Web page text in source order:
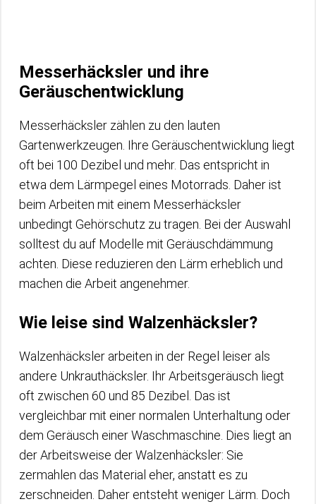
Messerhäcksler und ihre
Geräuschentwicklung
Messerhäcksler zählen zu den lauten
Gartenwerkzeugen. Ihre Geräuschentwicklung liegt
oft bei 100 Dezibel und mehr. Das entspricht in
etwa dem Lärmpegel eines Motorrads. Daher ist
beim Arbeiten mit einem Messerhäcksler
unbedingt Gehörschutz zu tragen. Bei der Auswahl
solltest du auf Modelle mit Geräuschdämmung
achten. Diese reduzieren den Lärm erheblich und
machen die Arbeit angenehmer.
Wie leise sind Walzenhäcksler?
Walzenhäcksler arbeiten in der Regel leiser als
andere Unkrauthäcksler. Ihr Arbeitsgeräusch liegt
oft zwischen 60 und 85 Dezibel. Das ist
vergleichbar mit einer normalen Unterhaltung oder
dem Geräusch einer Waschmaschine. Dies liegt an
der Arbeitsweise der Walzenhäcksler: Sie
zermahlen das Material eher, anstatt es zu
zerschneiden. Daher entsteht weniger Lärm. Doch